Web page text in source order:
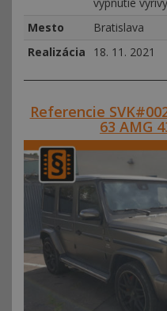
Mesto
Bratislava
Realizácia
18. 11. 2021
Referencie
63 AMG